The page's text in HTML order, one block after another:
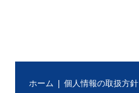
ホーム 個人情報の取扱方針